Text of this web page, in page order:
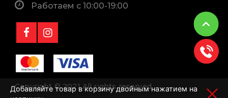
Работаем с 10:00-19:00
Copyright © 2021 All rights reserved
Добавляйте товар в корзину двойным нажатием на